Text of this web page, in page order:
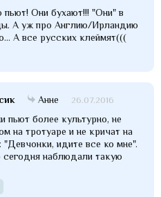
пьют! Они бухают!!! "Они" в
А уж про Англию/Ирландию
А все русских клеймят(((
Анне 26.07.2016
пьют более культурно, не
на тротуаре и не кричат на
"Девчонки, идите все ко мне".
сегодня наблюдали такую